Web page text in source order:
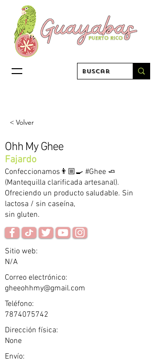
< Volver
Ohh My Ghee
Fajardo
Confeccionamos👨🏼‍🍳 #Ghee 🧈
(Mantequilla clarificada artesanal).
Ofreciendo un producto saludable. Sin
lactosa / sin caseína,
sin gluten.
Sitio web:
N/A
Correo electrónico:
gheeohhmy@gmail.com
Teléfono:
7874075742
Dirección física:
None
Envío: